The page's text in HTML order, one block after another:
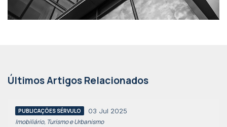
Últimos Artigos Relacionados
PUBLICAÇÕES SÉRVULO 03 Jul 2025
Imobiliário, Turismo e Urbanismo